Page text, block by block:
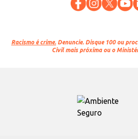
Racismo é crime. Denuncie. Disque 100 ou
Civil mais próxima ou o